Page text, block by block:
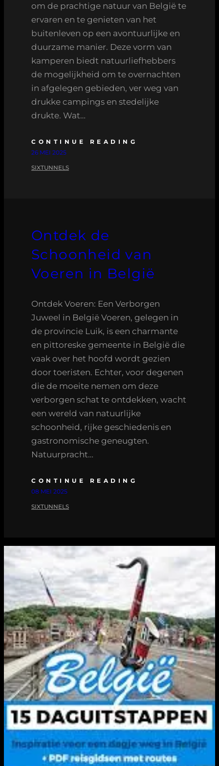
om de prachtige natuur van België te
ervaren en te genieten van het
buitenleven op een avontuurlijke en
duurzame manier. Deze vorm van
kamperen biedt natuurliefhebbers
de mogelijkheid om te overnachten
in afgelegen gebieden, ver weg van
drukke campings en stedelijke
drukte. Wat…
CONTINUE READING
26 MEI 2025
SIXTUNNELS
Ontdek de
Schoonheid van
Voeren in België
Ontdek Voeren: Een Verborgen
Juweel in België Voeren, gelegen in
de provincie Luik, is een charmante
en pittoreske gemeente in België die
vaak over het hoofd wordt gezien
door toeristen. Echter, voor degenen
die de moeite nemen om deze
verborgen schat te ontdekken, wacht
een wereld van natuurlijke
schoonheid, rijke geschiedenis en
gastronomische geneugten.
Natuurpracht…
CONTINUE READING
08 MEI 2025
SIXTUNNELS